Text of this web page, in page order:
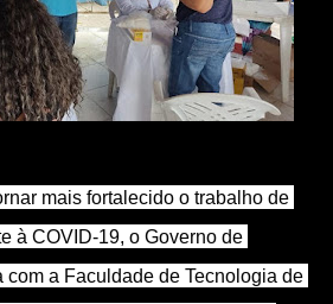
mais fortalecido o trabalho de
à COVID-19, o Governo de
com a Faculdade de Tecnologia de